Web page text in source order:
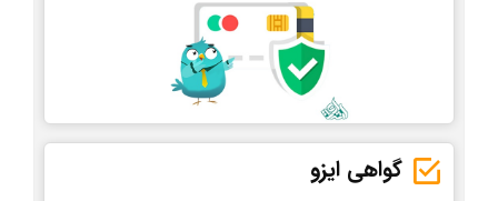
گواهی ایزو